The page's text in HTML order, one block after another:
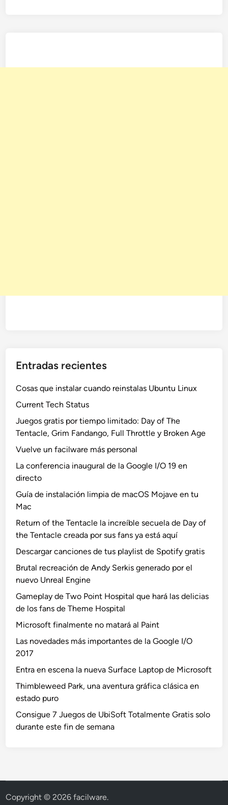
Entradas recientes
Cosas que instalar cuando reinstalas Ubuntu Linux
Current Tech Status
Juegos gratis por tiempo limitado: Day of The
Tentacle, Grim Fandango, Full Throttle y Broken Age
Vuelve un facilware más personal
La conferencia inaugural de la Google I/O 19 en
directo
Guía de instalación limpia de macOS Mojave en tu
Mac
Return of the Tentacle la increíble secuela de Day of
the Tentacle creada por sus fans ya está aquí
Descargar canciones de tus playlist de Spotify gratis
Brutal recreación de Andy Serkis generado por el
nuevo Unreal Engine
Gameplay de Two Point Hospital que hará las delicias
de los fans de Theme Hospital
Microsoft finalmente no matará al Paint
Las novedades más importantes de la Google I/O
2017
Entra en escena la nueva Surface Laptop de Microsoft
Thimbleweed Park, una aventura gráfica clásica en
estado puro
Consigue 7 Juegos de UbiSoft Totalmente Gratis solo
durante este fin de semana
Copyright © 2026facilware.